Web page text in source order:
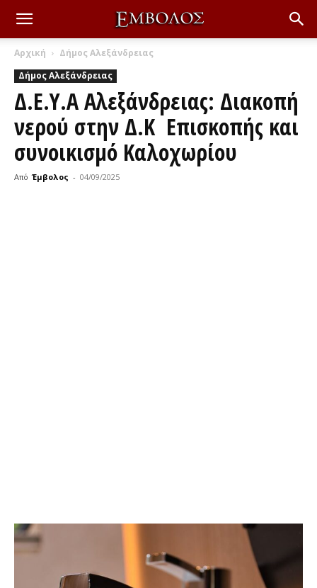
Αρχική
Δήμος Αλεξάνδρειας
Δήμος Αλεξάνδρειας
Δ.Ε.Υ.Α Αλεξάνδρειας: Διακοπή
νερού στην Δ.Κ Επισκοπής και
συνοικισμό Καλοχωρίου
Από Έμβολος - 04/09/2025